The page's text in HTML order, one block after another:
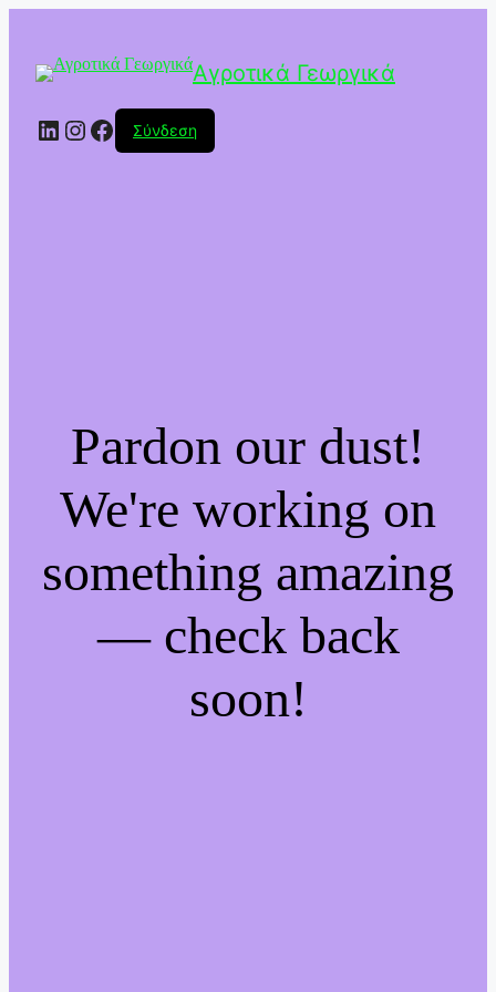
Αγροτικά Γεωργικά
Linkedin
Instagram
Facebook
Σύνδεση
Pardon our dust!
We're working on
something amazing
— check back
soon!